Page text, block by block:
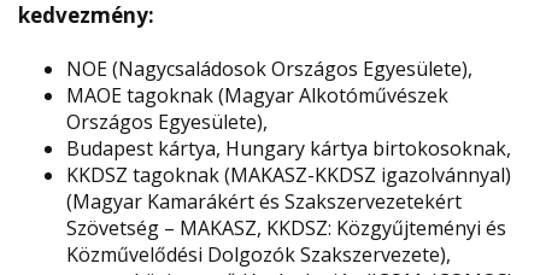
kedvezmény:
NOE (Nagycsaládosok Országos Egyesülete),
MAOE tagoknak (Magyar Alkotóművészek
Országos Egyesülete),
Budapest kártya, Hungary kártya birtokosoknak,
KKDSZ tagoknak (MAKASZ-KKDSZ igazolvánnyal)
(Magyar Kamarákért és Szakszervezetekért
Szövetség – MAKASZ, KKDSZ: Közgyűjteményi és
Közművelődési Dolgozók Szakszervezete),